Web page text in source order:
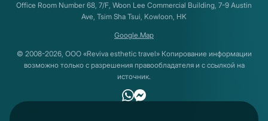
Office Room Number 68, 7/F, Woon Lee Commercial Building, 7-9 Austin
Ave, Tsim Sha Tsui, Kowloon, HK
Google.Map
© 2008-2026, ООО «Reviva esthetic travel» Копирование информации
возможно только с разрешения правообладателя и с ссылкой на
источник.